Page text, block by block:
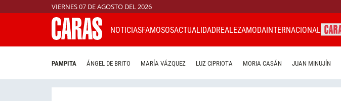
VIERNES 07 DE AGOSTO DEL 2026
NOTICIASFAMOSOSACTUALIDADREALEZAMODAINTERNACIONAL
PAMPITA ÁNGEL DE BRITO MARÍA VÁZQUEZ LUZ CIPRIOTA MORIA CASÁN JUAN MINUJÍN